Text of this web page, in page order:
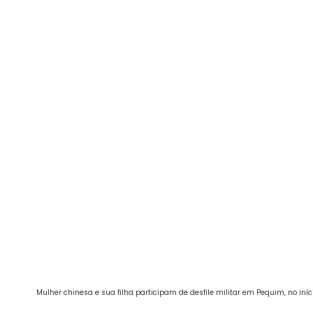
Mulher chinesa e sua filha participam de desfile militar em Pequim, no